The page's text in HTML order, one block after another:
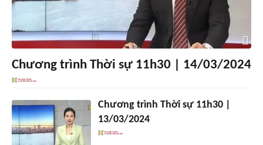
Chương trình Thời sự 11h30 | 14/03/2024
Chương trình Thời sự 11h30 |
13/03/2024